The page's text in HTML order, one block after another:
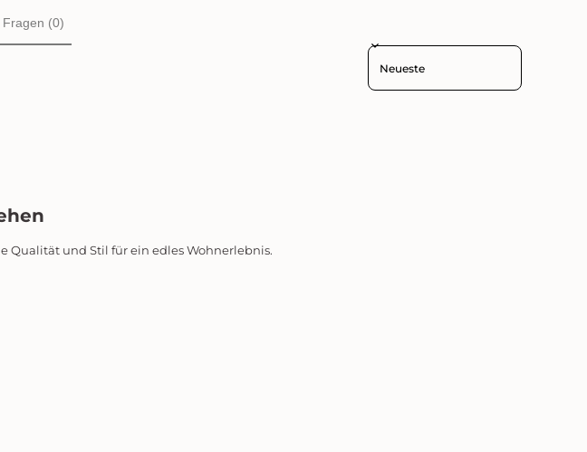
Fragen (0)
Sort reviews by
Qualität und Stil für ein edles Wohnerlebnis.